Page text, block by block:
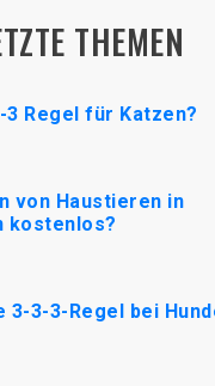
THEMEN
3 Regel für Katzen?
von Haustieren in
kostenlos?
3-3-3-Regel bei